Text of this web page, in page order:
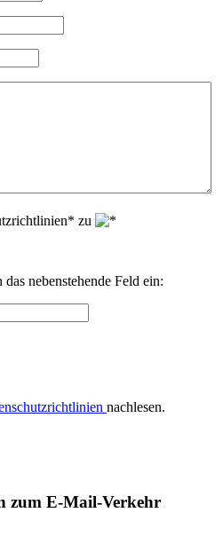
zu
nebenstehende Feld ein:
nachlesen.
zum E-Mail-Verkehr